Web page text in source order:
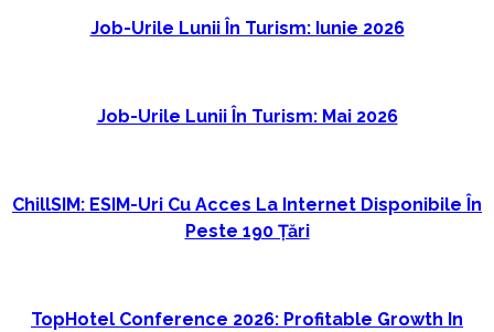
Job-Urile Lunii În Turism: Iunie 2026
Job-Urile Lunii În Turism: Mai 2026
ChillSIM: ESIM-Uri Cu Acces La Internet Disponibile În
Peste 190 Țări
TopHotel Conference 2026: Profitable Growth In